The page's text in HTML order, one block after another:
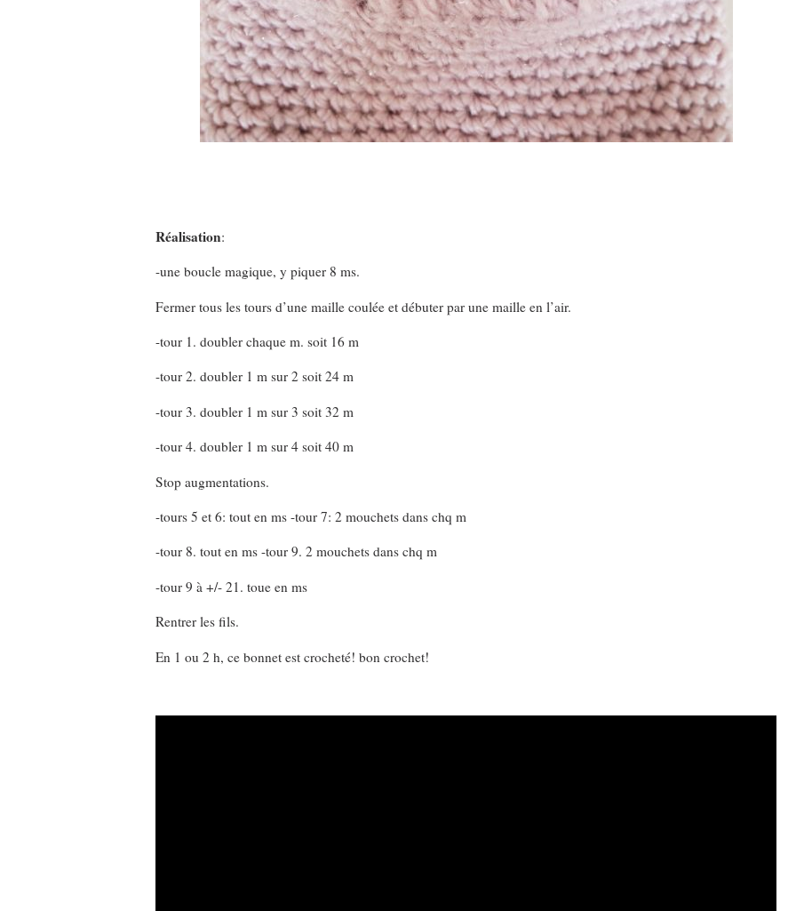
Réalisation:
-une boucle magique, y piquer 8 ms.
Fermer tous les tours d’une maille coulée et débuter par une maille en l’air.
-tour 1. doubler chaque m. soit 16 m
-tour 2. doubler 1 m sur 2 soit 24 m
-tour 3. doubler 1 m sur 3 soit 32 m
-tour 4. doubler 1 m sur 4 soit 40 m
Stop augmentations.
-tours 5 et 6: tout en ms -tour 7: 2 mouchets dans chq m
-tour 8. tout en ms -tour 9. 2 mouchets dans chq m
-tour 9 à +/- 21. toue en ms
Rentrer les fils.
En 1 ou 2 h, ce bonnet est crocheté! bon crochet!